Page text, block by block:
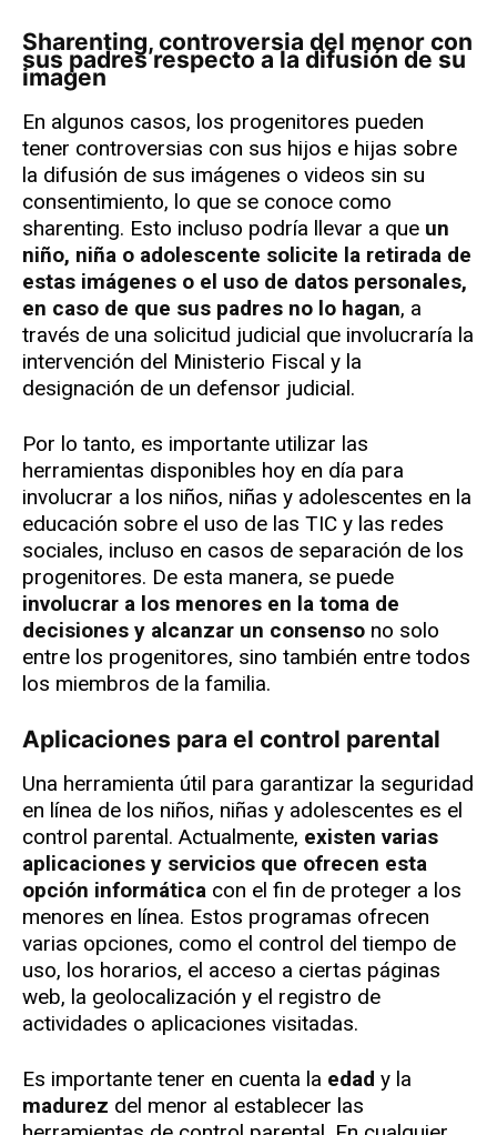
Sharenting, controversia del menor con
sus padres respecto a la difusión de su
imagen
En algunos casos, los progenitores pueden
tener controversias con sus hijos e hijas sobre
la difusión de sus imágenes o videos sin su
consentimiento, lo que se conoce como
sharenting. Esto incluso podría llevar a que un
niño, niña o adolescente solicite la retirada de
estas imágenes o el uso de datos personales,
en caso de que sus padres no lo hagan, a
través de una solicitud judicial que involucraría la
intervención del Ministerio Fiscal y la
designación de un defensor judicial.
Por lo tanto, es importante utilizar las
herramientas disponibles hoy en día para
involucrar a los niños, niñas y adolescentes en la
educación sobre el uso de las TIC y las redes
sociales, incluso en casos de separación de los
progenitores. De esta manera, se puede
involucrar a los menores en la toma de
decisiones y alcanzar un consenso no solo
entre los progenitores, sino también entre todos
los miembros de la familia.
Aplicaciones para el control parental
Una herramienta útil para garantizar la seguridad
en línea de los niños, niñas y adolescentes es el
control parental. Actualmente, existen varias
aplicaciones y servicios que ofrecen esta
opción informática con el fin de proteger a los
menores en línea. Estos programas ofrecen
varias opciones, como el control del tiempo de
uso, los horarios, el acceso a ciertas páginas
web, la geolocalización y el registro de
actividades o aplicaciones visitadas.
Es importante tener en cuenta la edad y la
madurez del menor al establecer las